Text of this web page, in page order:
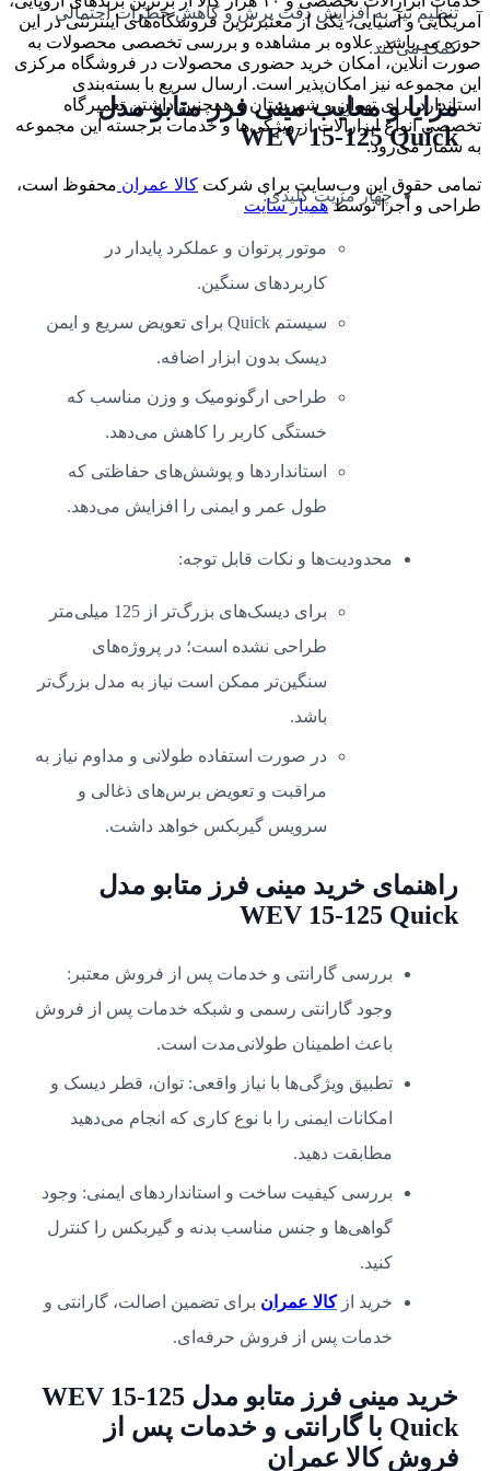
تنظیم نیز به افزایش دقت برش و کاهش خطرات احتمالی
کمک می‌کند.
مزایا و معایب مینی فرز متابو مدل
WEV 15-125 Quick
چهار مزیت کلیدی:
موتور پرتوان و عملکرد پایدار در
کاربردهای سنگین.
سیستم Quick برای تعویض سریع و ایمن
دیسک بدون ابزار اضافه.
طراحی ارگونومیک و وزن مناسب که
خستگی کاربر را کاهش می‌دهد.
استانداردها و پوشش‌های حفاظتی که
طول عمر و ایمنی را افزایش می‌دهد.
محدودیت‌ها و نکات قابل توجه:
برای دیسک‌های بزرگ‌تر از 125 میلی‌متر
طراحی نشده است؛ در پروژه‌های
سنگین‌تر ممکن است نیاز به مدل بزرگ‌تر
باشد.
در صورت استفاده طولانی و مداوم نیاز به
مراقبت و تعویض برس‌های ذغالی و
سرویس گیربکس خواهد داشت.
راهنمای خرید مینی فرز متابو مدل
WEV 15-125 Quick
بررسی گارانتی و خدمات پس از فروش معتبر:
وجود گارانتی رسمی و شبکه خدمات پس از فروش
باعث اطمینان طولانی‌مدت است.
تطبیق ویژگی‌ها با نیاز واقعی: توان، قطر دیسک و
امکانات ایمنی را با نوع کاری که انجام می‌دهید
مطابقت دهید.
بررسی کیفیت ساخت و استانداردهای ایمنی: وجود
گواهی‌ها و جنس مناسب بدنه و گیربکس را کنترل
کنید.
خرید ازکالا عمران برای تضمین اصالت، گارانتی و
خدمات پس از فروش حرفه‌ای.
خرید مینی فرز متابو مدل WEV 15-125
Quick با گارانتی و خدمات پس از
فروش کالا عمران
آمریکایی و آسیایی، یکی از معتبرترین فروشگاه‌های اینترنتی در این
حوزه می‌باشد. علاوه بر مشاهده و بررسی تخصصی محصولات به
صورت آنلاین، امکان خرید حضوری محصولات در فروشگاه مرکزی
این مجموعه نیز امکان‌پذیر است. ارسال سریع با بسته‌بندی
استاندارد برای تهران و شهرستان و همچنین داشتن تعمیرگاه
تخصصی انواع ابزارآلات از ویژگی‌ها و خدمات برجسته این مجموعه
به شمار می‌رود.
تمامی حقوق این وب‌سایت برای شرکت کالا عمران محفوظ است،
طراحی و اجرا توسطهمیار سایت